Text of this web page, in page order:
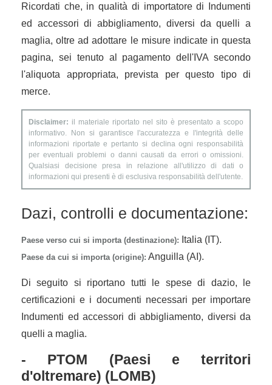
Ricordati che, in qualità di importatore di Indumenti
ed accessori di abbigliamento, diversi da quelli a
maglia, oltre ad adottare le misure indicate in questa
pagina, sei tenuto al pagamento dell'IVA secondo
l'aliquota appropriata, prevista per questo tipo di
merce.
Disclaimer: il materiale riportato nel sito è presentato a scopo
informativo. Non si garantisce l'accuratezza e l'integrità delle
informazioni riportate e pertanto si declina ogni responsabilità
per eventuali problemi o danni causati da errori o omissioni.
Qualsiasi decisione presa in relazione all'utilizzo di dati o
informazioni qui presenti è di esclusiva responsabilità dell'utente.
Dazi, controlli e documentazione:
Paese verso cui si importa (destinazione): Italia (IT).
Paese da cui si importa (origine): Anguilla (AI).
Di seguito si riportano tutti le spese di dazio, le
certificazioni e i documenti necessari per importare
Indumenti ed accessori di abbigliamento, diversi da
quelli a maglia.
- PTOM (Paesi e territori
d'oltremare) (LOMB)